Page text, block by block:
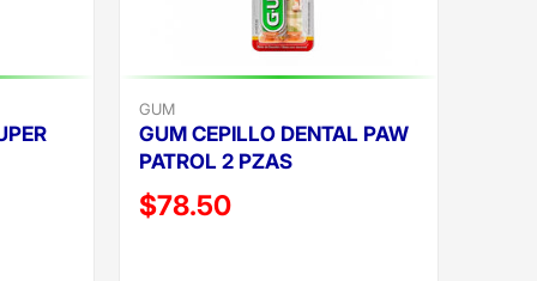
GUM
GUM CEPILLO DENTAL PAW
PATROL 2 PZAS
Precio reducido de
$78.50